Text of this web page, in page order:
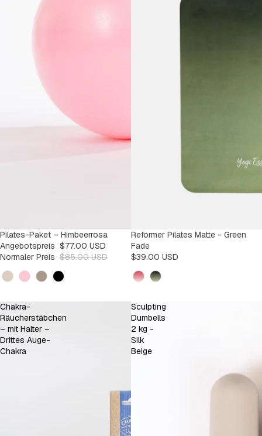
SALE
-9%
Pilates-Paket – Himbeerrosa
Angebotspreis $77.00 USD
Normaler Preis $85.00 USD
Kleur
Reformer Pilates Matte - Green
Fade
$39.00 USD
Kleur
Chakra-
Räucherstäbchen
– mit Halter –
Drittes Auge-
Chakra
Sculpting
Dumbells
2 kg -
Silk
Beige